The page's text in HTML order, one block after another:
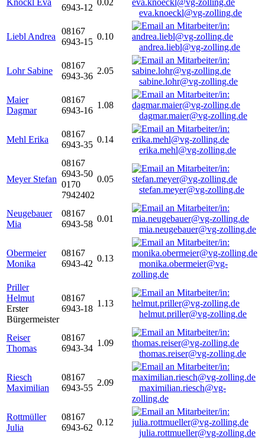
Knöckl Eva
6943-12
0.02
eva.knoeckl@vg-zolling.de
Liebl Andrea
08167
6943-15
0.10
andrea.liebl@vg-zolling.de
Lohr Sabine
08167
6943-36
2.05
sabine.lohr@vg-zolling.de
Maier
Dagmar
08167
6943-16
1.08
dagmar.maier@vg-zolling.de
Mehl Erika
08167
6943-35
0.14
erika.mehl@vg-zolling.de
Meyer Stefan
08167
6943-50
0170
7942402
0.05
stefan.meyer@vg-zolling.de
Neugebauer
Mia
08167
6943-58
0.01
mia.neugebauer@vg-zolling.de
Obermeier
Monika
08167
6943-42
0.13
monika.obermeier@vg-
zolling.de
Priller
Helmut
Erster
Bürgermeister
08167
6943-18
1.13
helmut.priller@vg-zolling.de
Reiser
Thomas
08167
6943-34
1.09
thomas.reiser@vg-zolling.de
Riesch
Maximilian
08167
6943-55
2.09
maximilian.riesch@vg-
zolling.de
Rottmüller
Julia
08167
6943-62
0.12
julia.rottmueller@vg-zolling.de